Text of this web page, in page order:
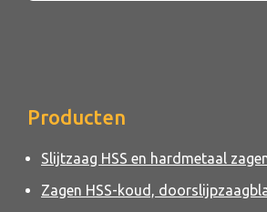
Producten
Slijtzaag HSS en hardmetaal
Zagen HSS-koud,